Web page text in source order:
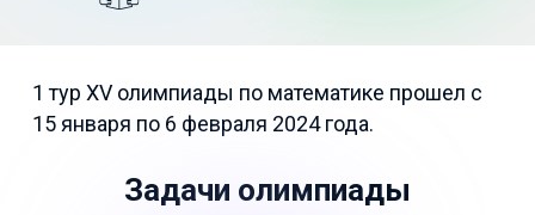
1 тур XV олимпиады по математике прошел с
15 января по 6 февраля 2024 года.
Задачи олимпиады